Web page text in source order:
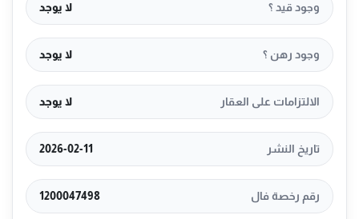
وجود قيد ؟ لا يوجد
وجود رهن ؟ لا يوجد
الالتزامات على العقار لا يوجد
تاريخ النشر 2026-02-11
رقم رخصة فال 1200047498